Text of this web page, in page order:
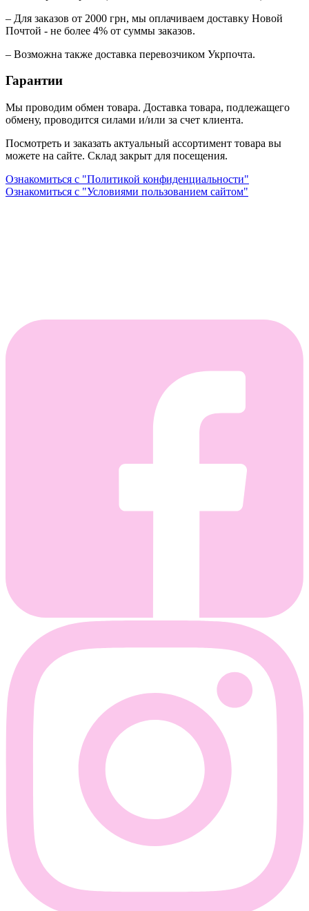
– Для заказов от 2000 грн, мы оплачиваем доставку Новой
Почтой - не более 4% от суммы заказов.
– Возможна также доставка перевозчиком Укрпочта.
Гарантии
Мы проводим обмен товара. Доставка товара, подлежащего
обмену, проводится силами и/или за счет клиента.
Посмотреть и заказать актуальный ассортимент товара вы
можете на сайте. Склад закрыт для посещения.
Ознакомиться с "Политикой конфиденциальности"
Ознакомиться с "Условиями пользованием сайтом"